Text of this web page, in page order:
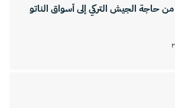
حاجة الجيش التركي إلى أسواق الناتو